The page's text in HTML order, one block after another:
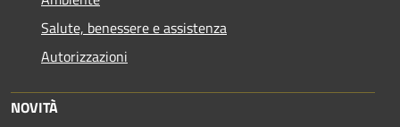
Salute, benessere e assistenza
Autorizzazioni
NOVITÀ